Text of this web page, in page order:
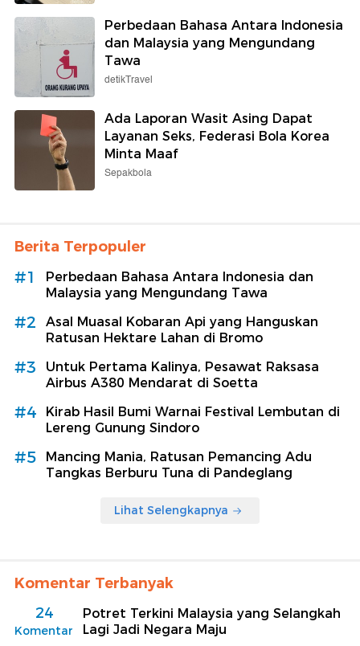
Perbedaan Bahasa Antara Indonesia
dan Malaysia yang Mengundang
Tawa
detikTravel
Ada Laporan Wasit Asing Dapat
Layanan Seks, Federasi Bola Korea
Minta Maaf
Sepakbola
Berita Terpopuler
#1
Perbedaan Bahasa Antara Indonesia dan
Malaysia yang Mengundang Tawa
#2
Asal Muasal Kobaran Api yang Hanguskan
Ratusan Hektare Lahan di Bromo
#3
Untuk Pertama Kalinya, Pesawat Raksasa
Airbus A380 Mendarat di Soetta
#4
Kirab Hasil Bumi Warnai Festival Lembutan di
Lereng Gunung Sindoro
#5
Mancing Mania, Ratusan Pemancing Adu
Tangkas Berburu Tuna di Pandeglang
Lihat Selengkapnya
Komentar Terbanyak
24
Komentar
Potret Terkini Malaysia yang Selangkah
Lagi Jadi Negara Maju